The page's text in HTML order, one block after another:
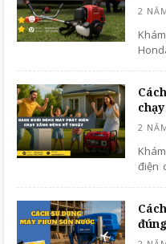
điện
liệu.